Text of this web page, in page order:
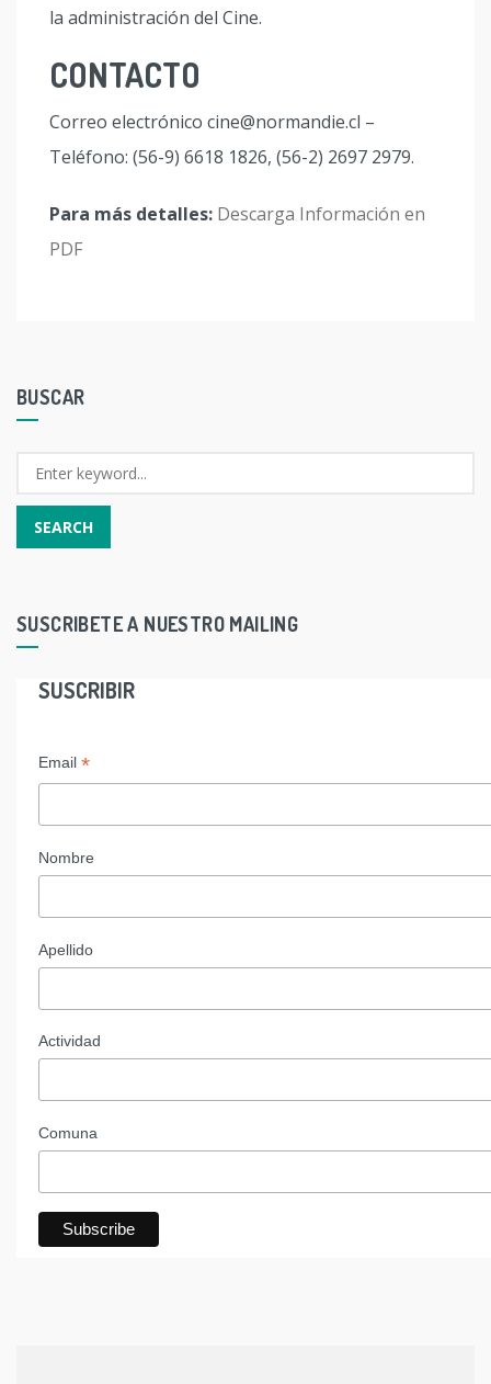
la administración del Cine.
CONTACTO
Correo electrónico cine@normandie.cl –
Teléfono: (56-9) 6618 1826, (56-2) 2697 2979.
Para más detalles: Descarga Información en
PDF
BUSCAR
SUSCRIBETE A NUESTRO MAILING
SUSCRIBIR
Email *
Nombre
Apellido
Actividad
Comuna